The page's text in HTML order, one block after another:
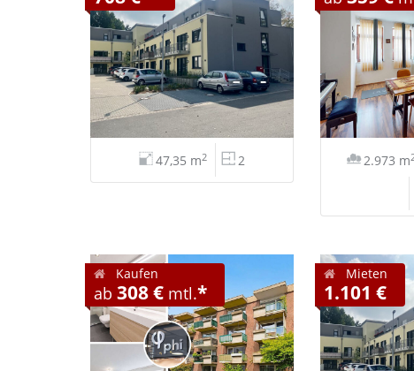
47,35 m2 2 2.973 m
Kaufen
ab 308 € mtl.*
Mieten
1.101 €